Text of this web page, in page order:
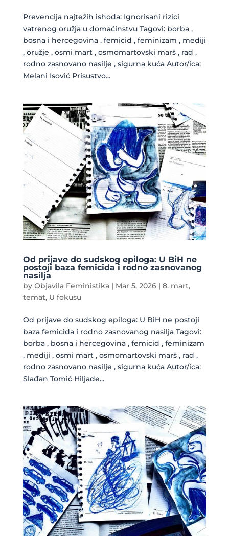
Prevencija najtežih ishoda: Ignorisani rizici
vatrenog oružja u domaćinstvu Tagovi: borba ,
bosna i hercegovina , femicid , feminizam , mediji
, oružje , osmi mart , osmomartovski marš , rad ,
rodno zasnovano nasilje , sigurna kuća Autor/ica:
Melani Isović Prisustvo...
Od prijave do sudskog epiloga: U BiH ne
postoji baza femicida i rodno zasnovanog
nasilja
by Objavila Feministika| Mar 5, 2026| 8. mart,
temat, U fokusu
Od prijave do sudskog epiloga: U BiH ne postoji
baza femicida i rodno zasnovanog nasilja Tagovi:
borba , bosna i hercegovina , femicid , feminizam
, mediji , osmi mart , osmomartovski marš , rad ,
rodno zasnovano nasilje , sigurna kuća Autor/ica:
Slađan Tomić Hiljade...